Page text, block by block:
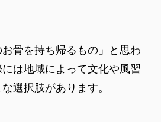
骨を持ち帰るもの」と思わ
は地域によって文化や風習
選択肢があります。